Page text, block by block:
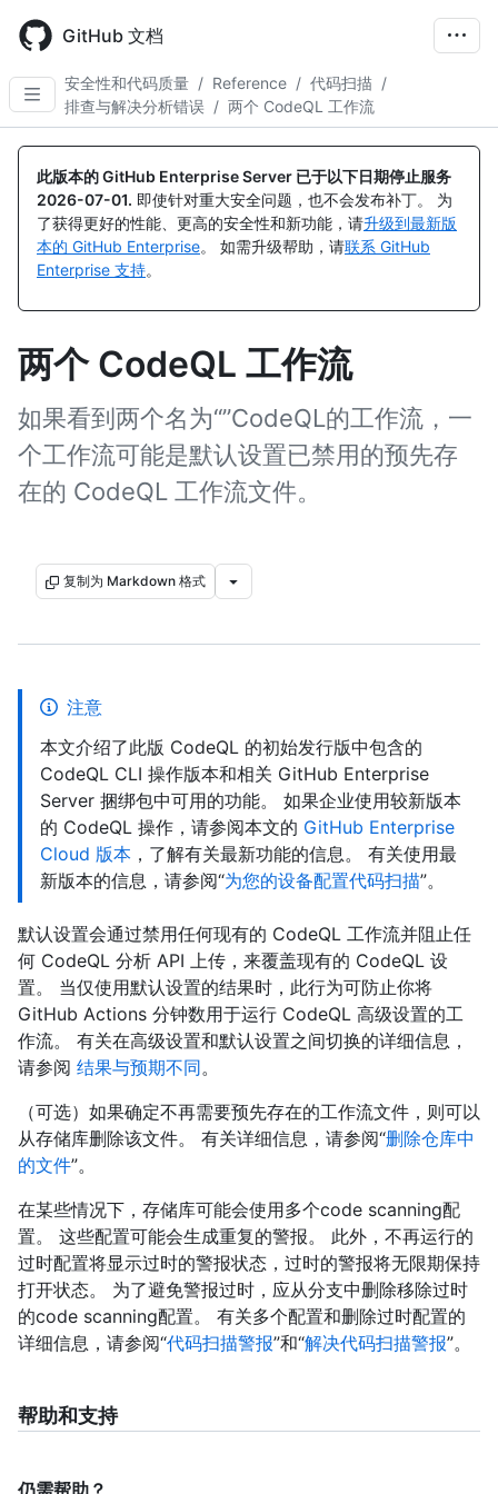
main
content
GitHub 文档
安全性和代码质量 / Reference / 代码扫描 /
排查与解决分析错误 / 两个 CodeQL 工作流
此版本的 GitHub Enterprise Server 已于以下日期停止服务
2026-07-01. 即使针对重大安全问题，也不会发布补丁。 为
了获得更好的性能、更高的安全性和新功能，请升级到最新版
本的 GitHub Enterprise。 如需升级帮助，请联系 GitHub
Enterprise 支持。
两个 CodeQL 工作流
如果看到两个名为“”CodeQL的工作流，一
个工作流可能是默认设置已禁用的预先存
在的 CodeQL 工作流文件。
复制为 Markdown 格式
注意
本文介绍了此版 CodeQL 的初始发行版中包含的
CodeQL CLI 操作版本和相关 GitHub Enterprise
Server 捆绑包中可用的功能。 如果企业使用较新版本
的 CodeQL 操作，请参阅本文的 GitHub Enterprise
Cloud 版本 ，了解有关最新功能的信息。 有关使用最
新版本的信息，请参阅“为您的设备配置代码扫描”。
默认设置会通过禁用任何现有的 CodeQL 工作流并阻止任
何 CodeQL 分析 API 上传，来覆盖现有的 CodeQL 设
置。 当仅使用默认设置的结果时，此行为可防止你将
GitHub Actions 分钟数用于运行 CodeQL 高级设置的工
作流。 有关在高级设置和默认设置之间切换的详细信息，
请参阅 结果与预期不同。
（可选）如果确定不再需要预先存在的工作流文件，则可以
从存储库删除该文件。 有关详细信息，请参阅“删除仓库中
的文件”。
在某些情况下，存储库可能会使用多个code scanning配
置。 这些配置可能会生成重复的警报。 此外，不再运行的
过时配置将显示过时的警报状态，过时的警报将无限期保持
打开状态。 为了避免警报过时，应从分支中删除移除过时
的code scanning配置。 有关多个配置和删除过时配置的
详细信息，请参阅“代码扫描警报”和“解决代码扫描警报”。
帮助和支持
仍需帮助？